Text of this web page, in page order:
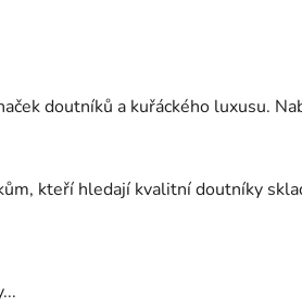
doutníků a kuřáckého luxusu.
kteří hledají kvalitní doutníky